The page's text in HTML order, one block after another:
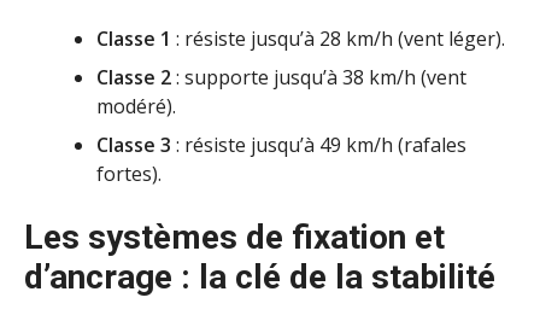
Classe 1 : résiste jusqu’à 28 km/h (vent léger).
Classe 2: supporte jusqu’à 38 km/h (vent
modéré).
Classe 3 : résiste jusqu’à 49 km/h (rafales
fortes).
Les systèmes de fixation et
d’ancrage : la clé de la stabilité